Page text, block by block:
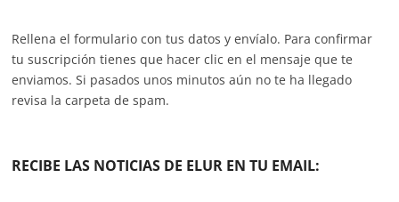
Rellena el formulario con tus datos y envíalo. Para confirmar
tu suscripción tienes que hacer clic en el mensaje que te
enviamos. Si pasados unos minutos aún no te ha llegado
revisa la carpeta de spam.
RECIBE LAS NOTICIAS DE ELUR EN TU EMAIL: